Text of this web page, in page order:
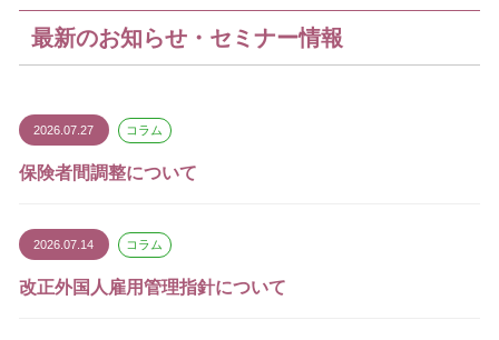
最新のお知らせ・セミナー情報
2026.07.27 コラム
保険者間調整について
2026.07.14 コラム
改正外国人雇用管理指針について